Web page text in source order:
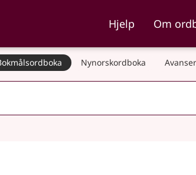
Hjelp Om
Nynorskordboka